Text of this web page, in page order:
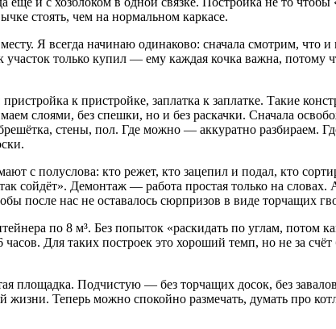
стоять, чем на нормальном каркасе.
Я всегда начинаю одинаково: сначала смотрим, что
только купил — ему каждая кочка важна, потому
к пристройке, заплатка к заплатке. Такие
слоями, без спешки, но и без раскачки. Сначала
стены, пол. Где можно — аккуратно разбираем.
с полуслова: кто режет, кто зацепил и подал, кто
сойдёт». Демонтаж — работа простая только на
после нас не оставалось сюрпризов в виде торчащих
по 8 м³. Без попыток «раскидать по углам, потом
Для таких построек это хороший темп, но не за
площадка. Подчистую — без торчащих досок, без
жизни. Теперь можно спокойно размечать, думать про